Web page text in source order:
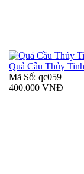
Quả Cầu Thủy
Mã Số: qc059
400.000 VNĐ